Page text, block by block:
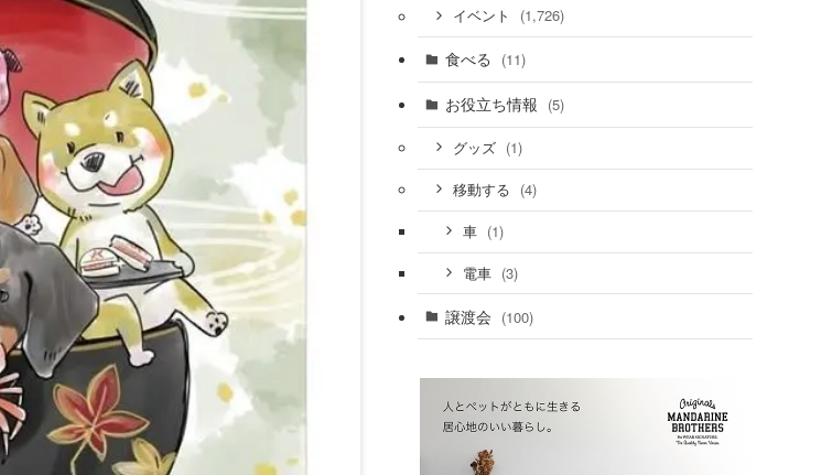
イベント (1,726)
食べる (11)
お役立ち情報 (5)
グッズ (1)
移動する (4)
車 (1)
電車 (3)
譲渡会 (100)